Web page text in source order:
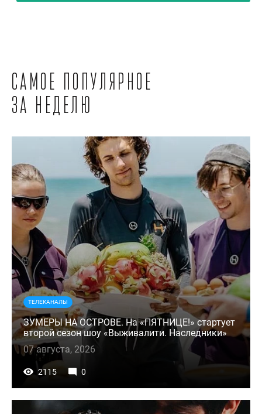
Самое популярное
за неделю
ТЕЛЕКАНАЛЫ
ЗУМЕРЫ НА ОСТРОВЕ. На «ПЯТНИЦЕ!» стартует
второй сезон шоу «Выживалити. Наследники»
07 августа, 2026
2115 0